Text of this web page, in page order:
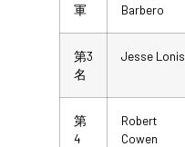
軍
Barbero
第3
名
Jesse Lonis
第
4
Robert
Cowen